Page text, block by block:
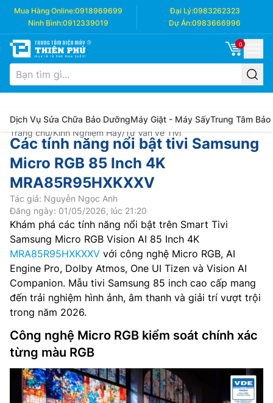
Mua Hàng Online:0918969699 Đại Lý:0983262323
Ninh Bình:0912339019 Dự Án:0983666996
0
Dịch Vụ Sửa Chữa Bảo DưỡngMáy Giặt - Máy SấyTrung Tâm Bảo
Trang chủ/Kinh Nghiệm Hay/Tư Vấn về Tivi
Các tính năng nổi bật tivi Samsung
Micro RGB 85 Inch 4K
MRA85R95HXKXXV
Tác giả: Nguyễn Ngọc Anh
Đăng ngày: 01/05/2026, lúc 21:20
Khám phá các tính năng nổi bật trên Smart Tivi
Samsung Micro RGB Vision AI 85 Inch 4K
MRA85R95HXKXXV với công nghệ Micro RGB, AI
Engine Pro, Dolby Atmos, One UI Tizen và Vision AI
Companion. Mẫu tivi Samsung 85 inch cao cấp mang
đến trải nghiệm hình ảnh, âm thanh và giải trí vượt trội
trong năm 2026.
Công nghệ Micro RGB kiểm soát chính xác
từng màu RGB